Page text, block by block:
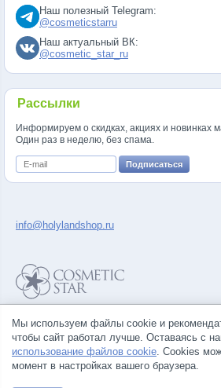
Наш полезный Telegram:
@cosmeticstarru
Наш актуальный ВК:
@cosmetic_star_ru
Рассылки
Информируем о скидках, акциях и новинках
Один раз в неделю, без спама.
Правила продажи товаров
Согласие на обработку персональных данных
info@holylandshop.ru
Мы используем файлы cookie и
чтобы сайт работал лучше. Оставаясь с
использование файлов cookie. Cookies
момент в настройках вашего браузера.